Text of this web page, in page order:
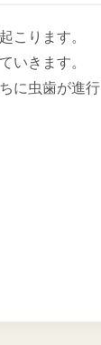
こります。
いきます。
に虫歯が進行